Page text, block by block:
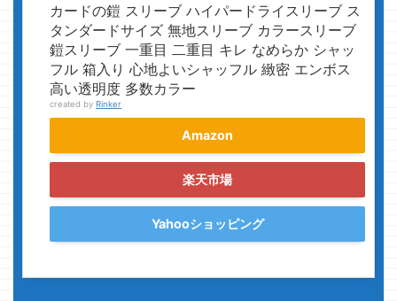
カードの鎧 スリーブ ハイパードライスリーブ ス
タンダードサイズ 無地スリーブ カラースリーブ
鎧スリーブ 一重目 二重目 キレ なめらか シャッ
フル 箱入り 心地よいシャッフル 緻密 エンボス
高い透明度 多数カラー
created by Rinker
Amazon
楽天市場
Yahooショッピング